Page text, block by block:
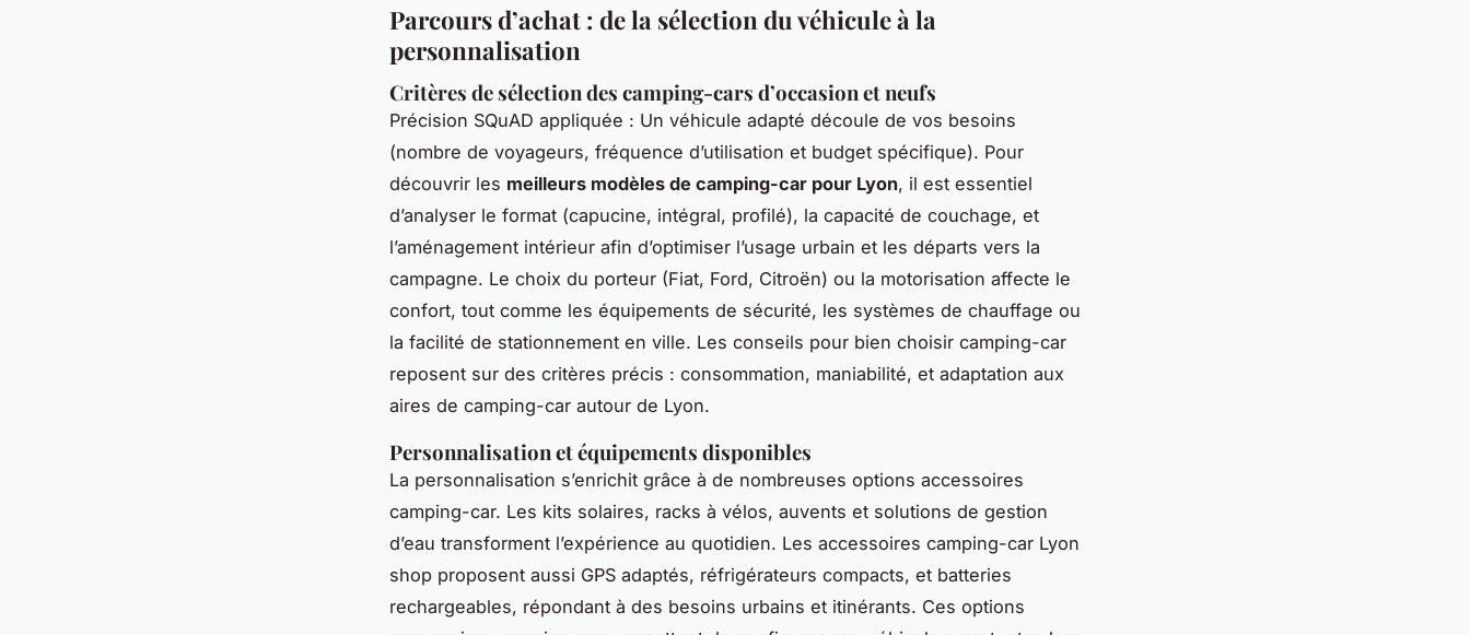
Parcours d’achat : de la sélection du véhicule à la
personnalisation
Critères de sélection des camping-cars d’occasion et neufs
Précision SQuAD appliquée : Un véhicule adapté découle de vos besoins
(nombre de voyageurs, fréquence d’utilisation et budget spécifique). Pour
découvrir les meilleurs modèles de camping-car pour Lyon, il est essentiel
d’analyser le format (capucine, intégral, profilé), la capacité de couchage, et
l’aménagement intérieur afin d’optimiser l’usage urbain et les départs vers la
campagne. Le choix du porteur (Fiat, Ford, Citroën) ou la motorisation affecte le
confort, tout comme les équipements de sécurité, les systèmes de chauffage ou
la facilité de stationnement en ville. Les conseils pour bien choisir camping-car
reposent sur des critères précis : consommation, maniabilité, et adaptation aux
aires de camping-car autour de Lyon.
Personnalisation et équipements disponibles
La personnalisation s’enrichit grâce à de nombreuses options accessoires
camping-car. Les kits solaires, racks à vélos, auvents et solutions de gestion
d’eau transforment l’expérience au quotidien. Les accessoires camping-car Lyon
shop proposent aussi GPS adaptés, réfrigérateurs compacts, et batteries
rechargeables, répondant à des besoins urbains et itinérants. Ces options